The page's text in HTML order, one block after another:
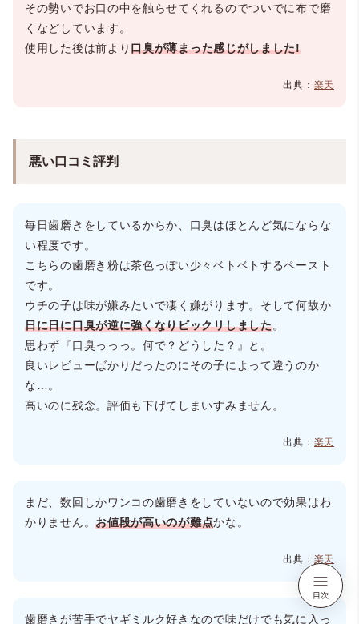
その勢いでお口の中を触らせてくれるのでついでに布で磨
くなどしています。
使用した後は前より口臭が薄まった感じがしました!
出典： 楽天
悪い口コミ評判
毎日歯磨きをしているからか、口臭はほとんど気にならな
い程度です。
こちらの歯磨き粉は茶色っぽい少々ベトベトするペースト
です。
ウチの子は味が嫌みたいで凄く嫌がります。そして何故か
日に日に口臭が逆に強くなりビックリしました。
思わず『口臭っっっ。何で？どうした？』と。
良いレビューばかりだったのにその子によって違うのか
な…。
高いのに残念。評価も下げてしまいすみません。
出典： 楽天
まだ、数回しかワンコの歯磨きをしていないので効果はわ
かりません。お値段が高いのが難点かな。
出典： 楽天
歯磨きが苦手でヤギミルク好きなので味だけでも気に入っ